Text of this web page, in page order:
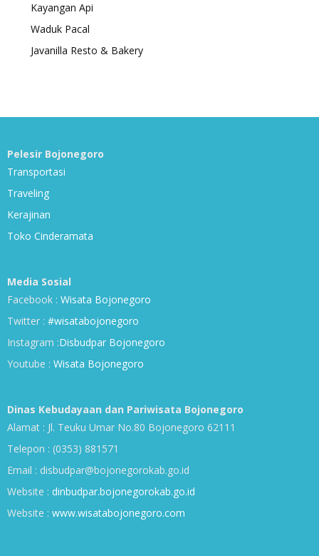
Kayangan Api
Waduk Pacal
Javanilla Resto & Bakery
Pelesir Bojonegoro
Transportasi
Traveling
Kerajinan
Toko Cinderamata
Media Sosial
Facebook : Wisata Bojonegoro
Twitter : #wisatabojonegoro
Instagram :Disbudpar Bojonegoro
Youtube : Wisata Bojonegoro
Dinas Kebudayaan dan Pariwisata Bojonegoro
Alamat : Jl. Teuku Umar No.80 Bojonegoro 62111
Telepon : (0353) 881571
Email : disbudpar@bojonegorokab.go.id
Website : dinbudpar.bojonegorokab.go.id
Website : www.wisatabojonegoro.com